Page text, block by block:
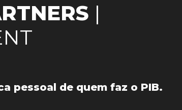
pessoal de quem faz o PIB.